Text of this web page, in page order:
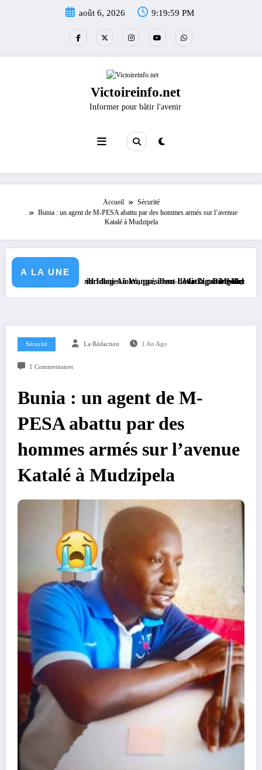
août 6, 2026 9:20:00 PM
Victoireinfo.net
Informer pour bâtir l'avenir
Accueil
Sécurité
Bunia : un agent de M-PESA abattu par des hommes armés sur l’avenue
Katalé à Mudzipela
A LA UNE
Ideni Aioku, président de la Ligue Mbila, au nouveau chef du
cambriolages à Wanga, Jean-Louis Ngahangondi appelle à une
Watsa : Dieu Merci Langani Kiningani
Sécurité La Rédaction 1 An Ago
1 Commentaires
Bunia : un agent de M-
PESA abattu par des
hommes armés sur l’avenue
Katalé à Mudzipela